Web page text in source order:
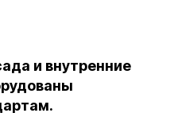
и внутренние